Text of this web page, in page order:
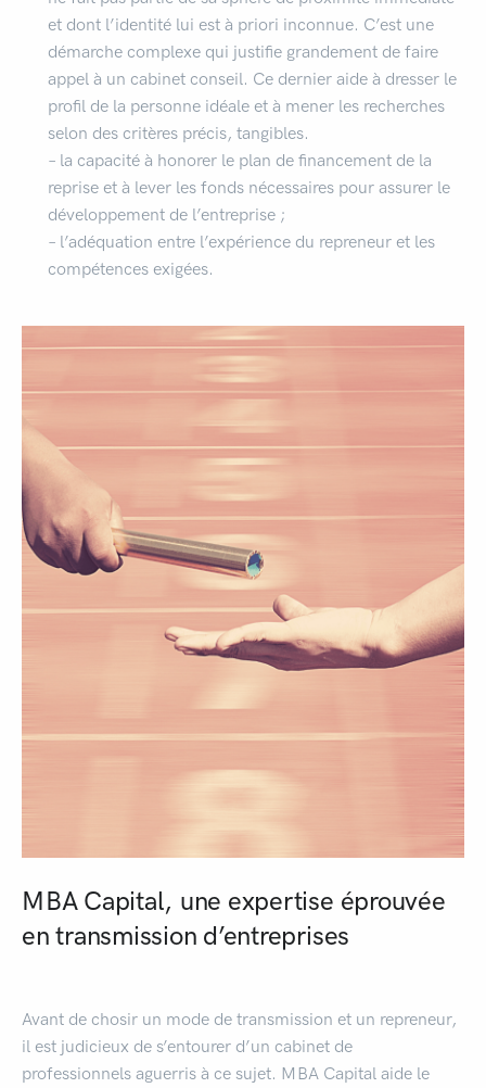
et dont l’identité lui est à priori inconnue. C’est une
démarche complexe qui justifie grandement de faire
appel à un cabinet conseil. Ce dernier aide à dresser le
profil de la personne idéale et à mener les recherches
selon des critères précis, tangibles.
– la capacité à honorer le plan de financement de la
reprise et à lever les fonds nécessaires pour assurer le
développement de l’entreprise ;
– l’adéquation entre l’expérience du repreneur et les
compétences exigées.
MBA Capital, une expertise éprouvée
en transmission d’entreprises
Avant de chosir un mode de transmission et un repreneur,
il est judicieux de s’entourer d’un cabinet de
professionnels aguerris à ce sujet. MBA Capital aide le